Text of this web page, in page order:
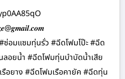
อมแซมทุ่นรั่ว #ฉีดโฟมโป๊ะ #ฉีด
อยน้ำ #ฉีดโฟมทุ่นบำบัดน้ำเสีย
อยาง #ฉีดโฟมเรือคายัค #ฉีดทุ่น